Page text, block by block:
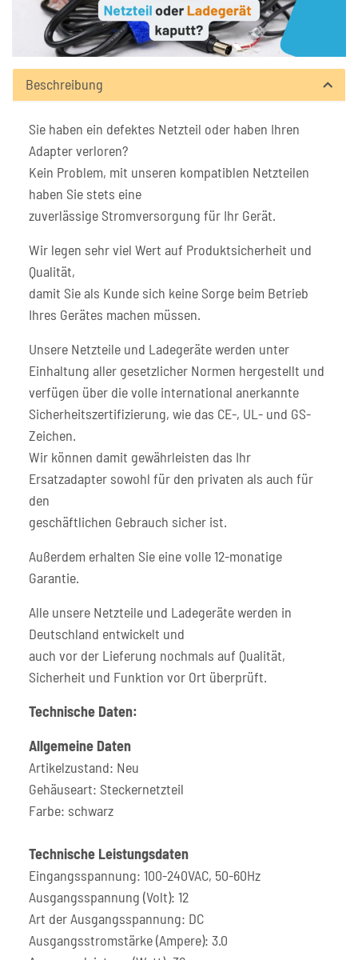
Beschreibung
Sie haben ein defektes Netzteil oder haben Ihren
Adapter verloren?
Kein Problem, mit unseren kompatiblen Netzteilen
haben Sie stets eine
zuverlässige Stromversorgung für Ihr Gerät.
Wir legen sehr viel Wert auf Produktsicherheit und
Qualität,
damit Sie als Kunde sich keine Sorge beim Betrieb
Ihres Gerätes machen müssen.
Unsere Netzteile und Ladegeräte werden unter
Einhaltung aller gesetzlicher Normen hergestellt und
verfügen über die volle international anerkannte
Sicherheitszertifizierung, wie das CE-, UL- und GS-
Zeichen.
Wir können damit gewährleisten das Ihr
Ersatzadapter sowohl für den privaten als auch für
den
geschäftlichen Gebrauch sicher ist.
Außerdem erhalten Sie eine volle 12-monatige
Garantie.
Alle unsere Netzteile und Ladegeräte werden in
Deutschland entwickelt und
auch vor der Lieferung nochmals auf Qualität,
Sicherheit und Funktion vor Ort überprüft.
Technische Daten:
Allgemeine Daten
Artikelzustand: Neu
Gehäuseart: Steckernetzteil
Farbe: schwarz
Technische Leistungsdaten
Eingangsspannung: 100-240VAC, 50-60Hz
Ausgangsspannung (Volt): 12
Art der Ausgangsspannung: DC
Ausgangsstromstärke (Ampere): 3.0